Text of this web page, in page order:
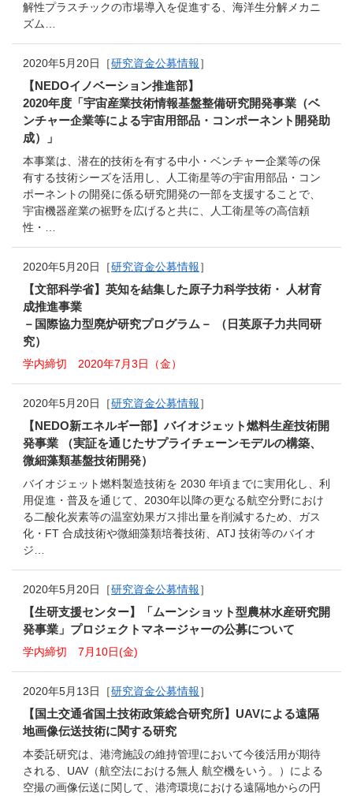
解性プラスチックの市場導入を促進する、海洋生分解メカニ
ズム…
2020年5月20日［研究資金公募情報］
【NEDOイノベーション推進部】
2020年度「宇宙産業技術情報基盤整備研究開発事業（ベ
ンチャー企業等による宇宙用部品・コンポーネント開発助
成）」
本事業は、潜在的技術を有する中小・ベンチャー企業等の保
有する技術シーズを活用し、人工衛星等の宇宙用部品・コン
ポーネントの開発に係る研究開発の一部を支援することで、
宇宙機器産業の裾野を広げると共に、人工衛星等の高信頼
性・…
2020年5月20日［研究資金公募情報］
【文部科学省】英知を結集した原子力科学技術・ 人材育
成推進事業
－国際協力型廃炉研究プログラム－ （日英原子力共同研
究）
学内締切 2020年7月3日（金）
2020年5月20日［研究資金公募情報］
【NEDO新エネルギー部】バイオジェット燃料生産技術開
発事業 （実証を通じたサプライチェーンモデルの構築、
微細藻類基盤技術開発）
バイオジェット燃料製造技術を 2030 年頃までに実用化し、利
用促進・普及を通じて、2030年以降の更なる航空分野におけ
る二酸化炭素等の温室効果ガス排出量を削減するため、ガス
化・FT 合成技術や微細藻類培養技術、ATJ 技術等のバイオ
ジ…
2020年5月20日［研究資金公募情報］
【生研支援センター】「ムーンショット型農林水産研究開
発事業」プロジェクトマネージャーの公募について
学内締切 7月10日(金)
2020年5月13日［研究資金公募情報］
【国土交通省国土技術政策総合研究所】UAVによる遠隔
地画像伝送技術に関する研究
本委託研究は、港湾施設の維持管理において今後活用が期待
される、UAV（航空法における無人 航空機をいう。）による
空撮の画像伝送に関して、港湾環境における遠隔地からの円